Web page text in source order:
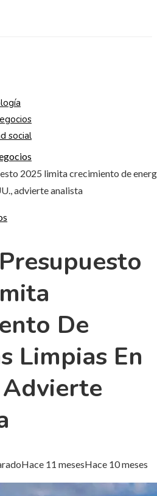
social
2025 limita crecimiento de
advierte analista
De
Limpias En
Advierte
Hace 11 mesesHace 10 meses